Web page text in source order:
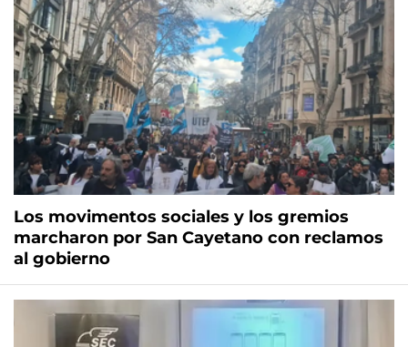
Los movimentos sociales y los gremios
marcharon por San Cayetano con reclamos
al gobierno